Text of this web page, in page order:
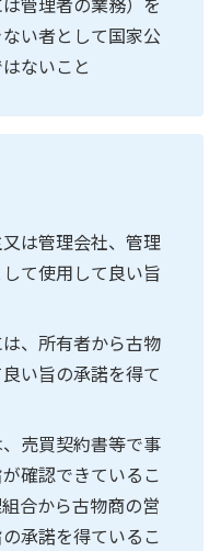
い者として国家公
ないこと
は管理会社、管理
て使用して良い旨
、所有者から古物
い旨の承諾を得て
売買契約書等で事
確認できているこ
合から古物商の営
承諾を得ているこ